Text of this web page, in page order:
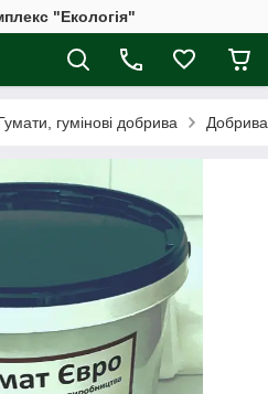
"Екологія"
гумінові добрива Добрива